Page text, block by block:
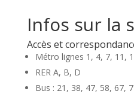
Infos sur la
Accès et
Métro lignes 1, 4, 7, 11,
RER A, B, D
Bus : 21, 38, 47, 58, 67,